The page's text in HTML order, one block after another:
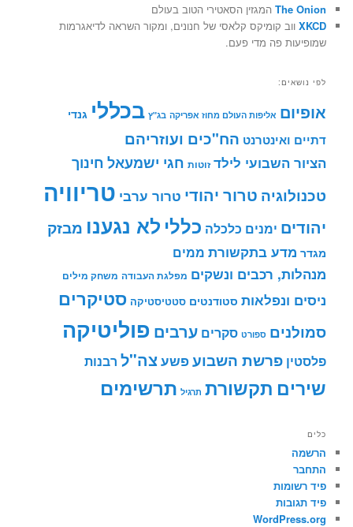
The Onion המגזין הסאטירי הטוב בעולם
XKCD ווב קומיקס קלאסי של חנונים, ומקור השראה לדיאגרמות
שמופיעות פה מדי פעם.
לפי נושאים:
אופיום אליפות העולם מחוז אפריקה בג"ץ בכללי גנדי
דתיים ואינטרנט הח"כים ועוזריהם
הציור השבועי לילד זוטות חגי ישמעאל חינוך
טכנולוגיה טרור יהודי טרור ערבי טריוויה
יהודים ימנים כלכלה כללי לא נגענו מבזק
מגדר מדע בתקשורת ממים
מנהלות, רכבים ונשקים מפלגת העבודה משחק מילים
ניסים ונפלאות סטודנטים סטטיסטיקה סטיקרים
סמולנים ספורט סקרים ערבים פוליטיקה
פלסטין פרשת השבועפשעצה"ל רבנות
שירים תקשורת תרגיל תרשימים
כלים
הרשמה
התחבר
פיד רשומות
פיד תגובות
WordPress.org